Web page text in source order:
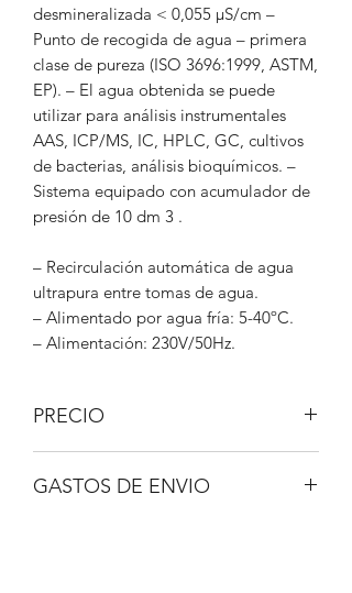
desmineralizada < 0,055 μS/cm –
Punto de recogida de agua – primera
clase de pureza (ISO 3696:1999, ASTM,
EP). – El agua obtenida se puede
utilizar para análisis instrumentales
AAS, ICP/MS, IC, HPLC, GC, cultivos
de bacterias, análisis bioquímicos. –
Sistema equipado con acumulador de
presión de 10 dm 3 .
– Recirculación automática de agua
ultrapura entre tomas de agua.
– Alimentado por agua fría: 5-40ºC.
– Alimentación: 230V/50Hz.
PRECIO
GASTOS DE ENVIO